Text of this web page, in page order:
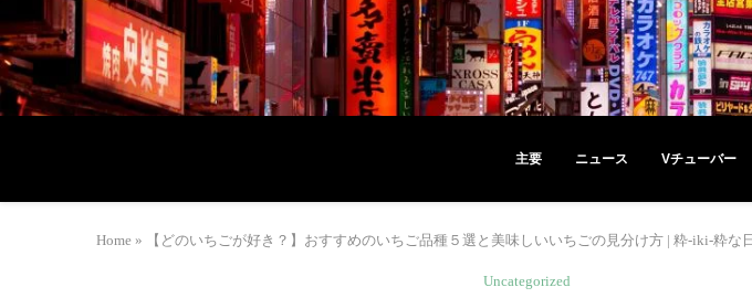
主要 ニュース Vチューバー
Home » 【どのいちごが好き？】おすすめのいちご品種５選と美味しいいちごの見分け方 | 粋-iki-粋な
Uncategorized